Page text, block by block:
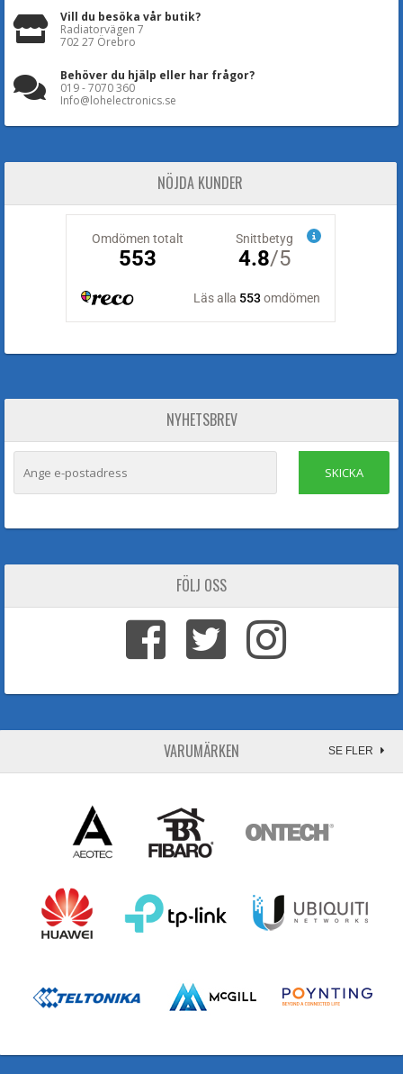
Vill du besöka vår butik?
Radiatorvägen 7
702 27 Örebro
Behöver du hjälp eller har frågor?
019 - 7070 360
Info@lohelectronics.se
NÖJDA KUNDER
NYHETSBREV
SKICKA
FÖLJ OSS
VARUMÄRKEN SE FLER